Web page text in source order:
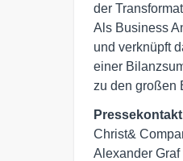
der
Als Business
und verknüpft
einer
zu den großen
Christ&
Alexander Graf